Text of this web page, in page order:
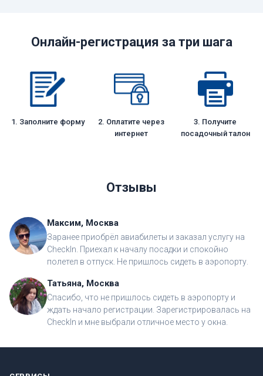
Онлайн-регистрация за три шага
1. Заполните форму
2. Оплатите через
интернет
3. Получите
посадочный талон
Отзывы
Максим, Москва
Заранее приобрёл авиабилеты и заказал услугу на
CheckIn. Приехал к началу посадки и спокойно
полетел в отпуск. Не пришлось сидеть в аэропорту.
Татьяна, Москва
Спасибо, что не пришлось сидеть в аэропорту и
ждать начало регистрации. Зарегистрировалась на
CheckIn и мне выбрали отличное место у окна.